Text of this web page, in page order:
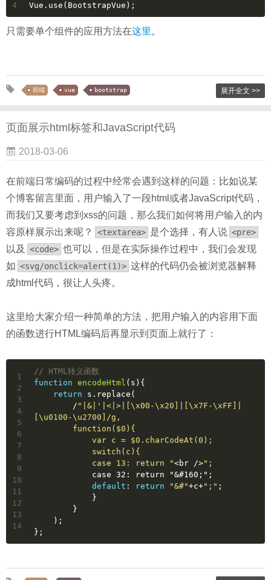
4
Vue.use(BootstrapVue);
只需要单个组件的应用方法在这里 。
前端 vue bootstrap 展开全文 >>
页面展示html标签和JavaScript代码
2018-03-06
在前端日常编码的过程中经常会遇到这样的问题：比如说某
个博客留言里面，用户输入了一段html或者JavaScript代码，
而我们又要考虑到xss的问题，那么我们如何将用户输入的内
容原样展示出来呢？
<textarea> 是个选择，有人说 <pre>
以及 <code> 也可以，但是在实际操作过程中，我们会发现
如 <svg/onclick=alert(1)> 这样的代码仍会被浏览器解释
成html代码，很让人头疼。
这里给大家介绍一种简单的方法，把用户输入的内容用下面
的函数进行HTML编码后再显示到页面上就行了：
1
2
3
4
5
6
7
8
9
10
11
12
13
14
// HTML转义函数
function encodeHtml ( s ) {
return s.replace(
        /
"|&|'|<|>|[\x00-\x20]|[\x7F-\xFF]|
[\u0100-\u2700]/g,
        function($0){
            var c = $0.charCodeAt(0);
            switch(c){
            case 13: return "
<br />";
            case 32: return "&#160;";
default : return "&#"+c+";" ;
            }
        }
    );
};